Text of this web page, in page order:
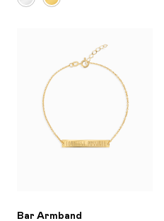
Bar Armband